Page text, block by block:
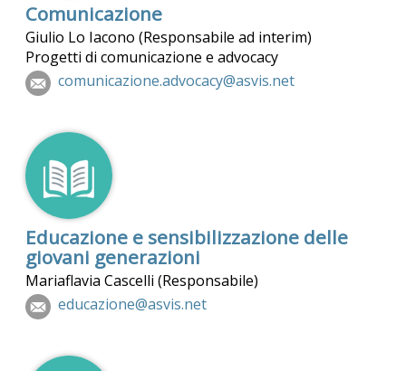
Comunicazione
Giulio Lo Iacono (Responsabile ad interim)
Progetti di comunicazione e advocacy
comunicazione.advocacy@asvis.net
Educazione e sensibilizzazione delle
giovani generazioni
Mariaflavia Cascelli (Responsabile)
educazione@asvis.net